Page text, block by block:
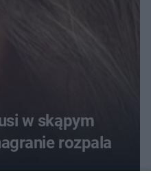
w skąpym
rozpala